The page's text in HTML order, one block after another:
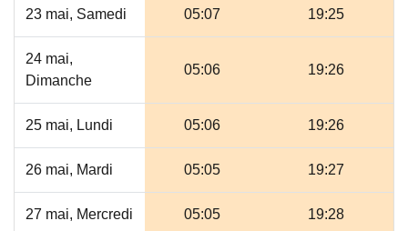
23 mai, Samedi 05:07 19:25
24 mai,
Dimanche
05:06 19:26
25 mai, Lundi 05:06 19:26
26 mai, Mardi 05:05 19:27
27 mai, Mercredi 05:05 19:28